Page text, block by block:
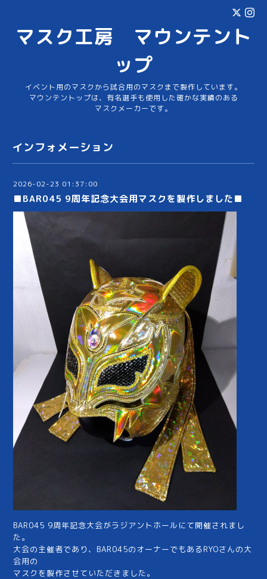
マスク工房 マウンテント
ップ
イベント用のマスクから試合用のマスクまで製作しています。
マウンテントップは、有名選手も使用した確かな実績のある
マスクメーカーです。
インフォメーション
2026-02-23 01:37:00
■BAR045 9周年記念大会用マスクを製作しました■
BAR045 9周年記念大会がラジアントホールにて開催されまし
た。
大会の主催者であり、BAR045のオーナーでもあるRYOさんの大
会用の
マスクを製作させていただきました。